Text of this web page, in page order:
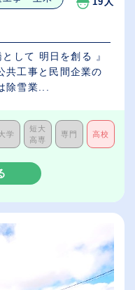
して 明日を創る 』
共工事と民間企業の
除雪業...
学
短大
高専
専門 高校